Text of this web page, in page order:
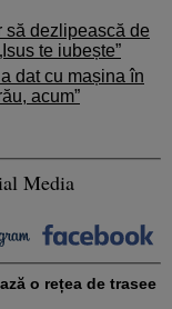
să dezlipească de
te iubește”
dat cu mașina în
acum”
Media